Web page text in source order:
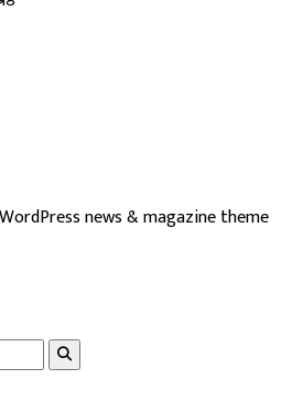
news & magazine theme